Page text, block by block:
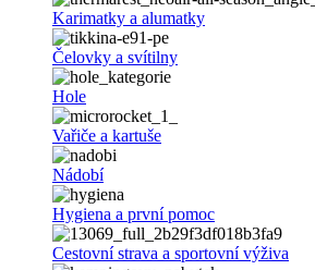
Karimatky a alumatky
Čelovky a svítilny
Hole
Vařiče a kartuše
Nádobí
Hygiena a první pomoc
Cestovní strava a sportovní výživa